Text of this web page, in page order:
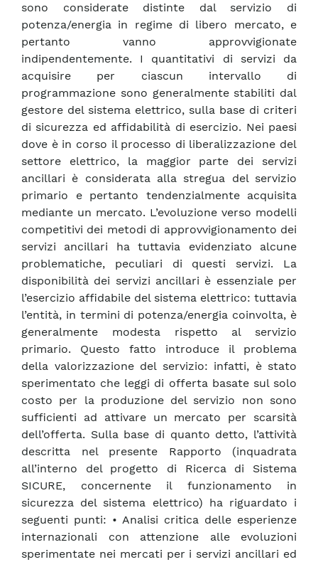
sono considerate distinte dal servizio di
potenza/energia in regime di libero mercato, e
pertanto vanno approvvigionate
indipendentemente. I quantitativi di servizi da
acquisire per ciascun intervallo di
programmazione sono generalmente stabiliti dal
gestore del sistema elettrico, sulla base di criteri
di sicurezza ed affidabilità di esercizio. Nei paesi
dove è in corso il processo di liberalizzazione del
settore elettrico, la maggior parte dei servizi
ancillari è considerata alla stregua del servizio
primario e pertanto tendenzialmente acquisita
mediante un mercato. L’evoluzione verso modelli
competitivi dei metodi di approvvigionamento dei
servizi ancillari ha tuttavia evidenziato alcune
problematiche, peculiari di questi servizi. La
disponibilità dei servizi ancillari è essenziale per
l’esercizio affidabile del sistema elettrico: tuttavia
l’entità, in termini di potenza/energia coinvolta, è
generalmente modesta rispetto al servizio
primario. Questo fatto introduce il problema
della valorizzazione del servizio: infatti, è stato
sperimentato che leggi di offerta basate sul solo
costo per la produzione del servizio non sono
sufficienti ad attivare un mercato per scarsità
dell’offerta. Sulla base di quanto detto, l’attività
descritta nel presente Rapporto (inquadrata
all’interno del progetto di Ricerca di Sistema
SICURE, concernente il funzionamento in
sicurezza del sistema elettrico) ha riguardato i
seguenti punti: • Analisi critica delle esperienze
internazionali con attenzione alle evoluzioni
sperimentate nei mercati per i servizi ancillari ed